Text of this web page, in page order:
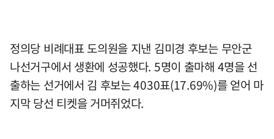
정의당 비례대표 도의원을 지낸 김미경 후보는 무안군
나선거구에서 생환에 성공했다. 5명이 출마해 4명을 선
출하는 선거에서 김 후보는 4030표(17.69%)를 얻어 마
지막 당선 티켓을 거머쥐었다.